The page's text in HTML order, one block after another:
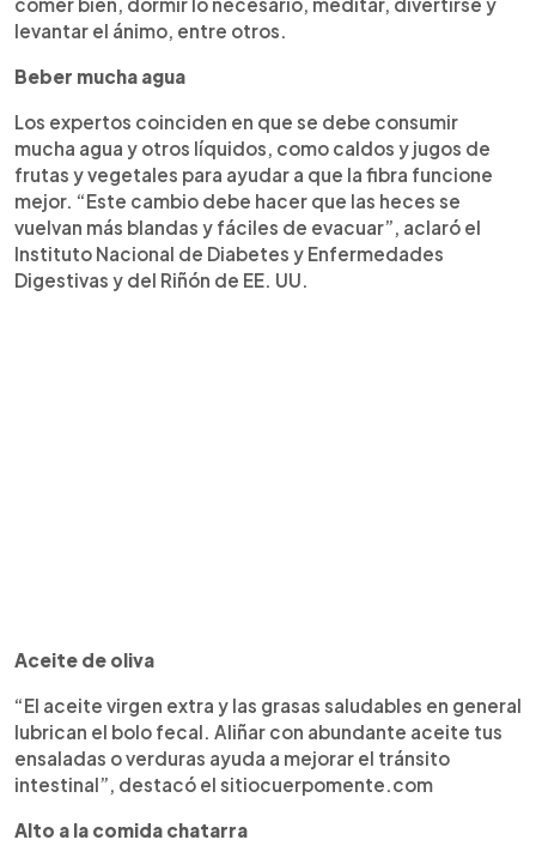
levantar el ánimo, entre otros.
Beber mucha agua
Los expertos coinciden en que se debe consumir
mucha agua y otros líquidos, como caldos y jugos de
frutas y vegetales para ayudar a que la fibra funcione
mejor. “Este cambio debe hacer que las heces se
vuelvan más blandas y fáciles de evacuar”, aclaró el
Instituto Nacional de Diabetes y Enfermedades
Digestivas y del Riñón de EE. UU.
Aceite de oliva
“El aceite virgen extra y las grasas saludables en general
lubrican el bolo fecal. Aliñar con abundante aceite tus
ensaladas o verduras ayuda a mejorar el tránsito
intestinal”, destacó el sitiocuerpomente.com
Alto a la comida chatarra